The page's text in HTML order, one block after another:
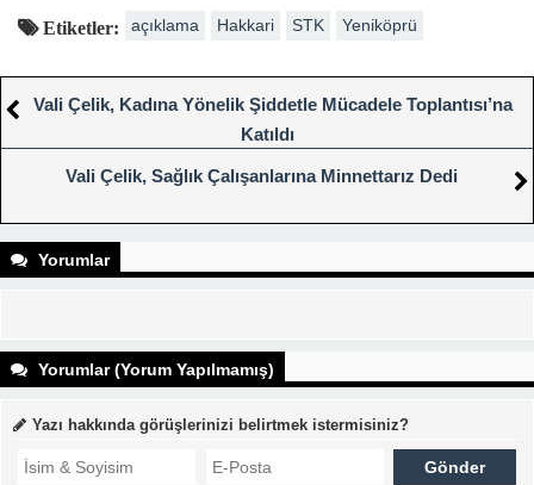
Etiketler: açıklama Hakkari STK Yeniköprü
Vali Çelik, Kadına Yönelik Şiddetle Mücadele Toplantısı’na
Katıldı
Vali Çelik, Sağlık Çalışanlarına Minnettarız Dedi
Yorumlar
Yorumlar (Yorum Yapılmamış)
Yazı hakkında görüşlerinizi belirtmek istermisiniz?